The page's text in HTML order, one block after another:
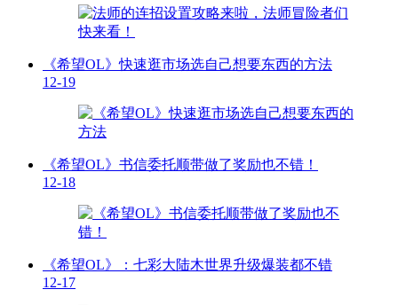
《希望OL》快速逛市场选自己想要东西的方法
12-19
《希望OL》书信委托顺带做了奖励也不错！
12-18
《希望OL》：七彩大陆木世界升级爆装都不错
12-17